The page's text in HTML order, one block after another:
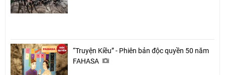
“Truyện Kiều” - Phiên bản độc quyền 50 năm
FAHASA